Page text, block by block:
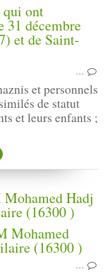
…
et personnels
de statut
et leurs enfants ;
Hadj
(16300 )
…